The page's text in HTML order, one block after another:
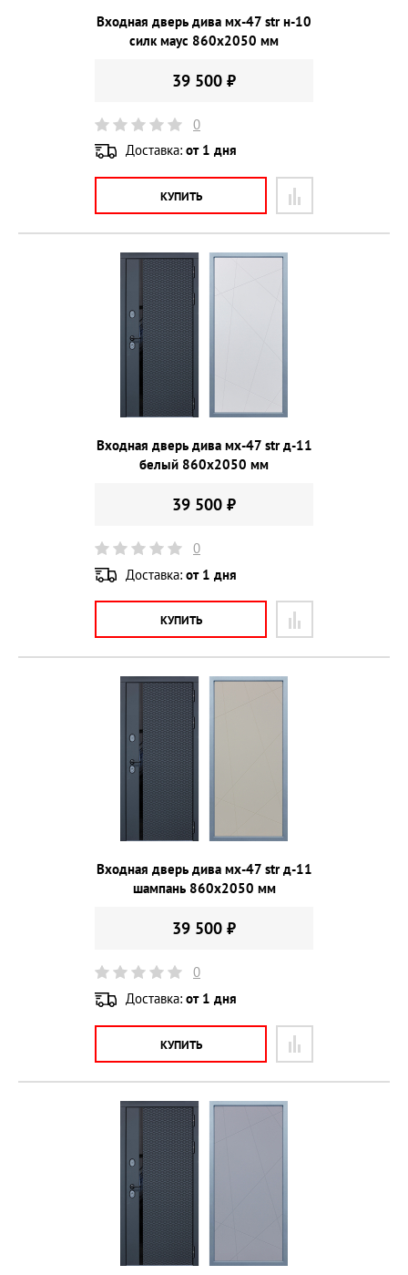
Входная дверь дива мх-47 str н-10
силк маус 860х2050 мм
39 500 ₽
0
Доставка: от 1 дня
КУПИТЬ
Входная дверь дива мх-47 str д-11
белый 860х2050 мм
39 500 ₽
0
Доставка: от 1 дня
КУПИТЬ
Входная дверь дива мх-47 str д-11
шампань 860х2050 мм
39 500 ₽
0
Доставка: от 1 дня
КУПИТЬ